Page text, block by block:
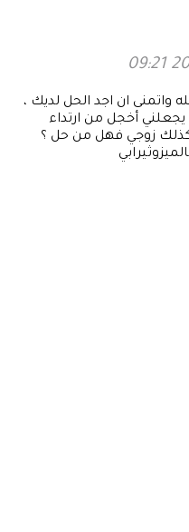
واتمنى ان اجد الحل لديك ،
أخجل من ارتداء
زوجي فهل من حل ؟